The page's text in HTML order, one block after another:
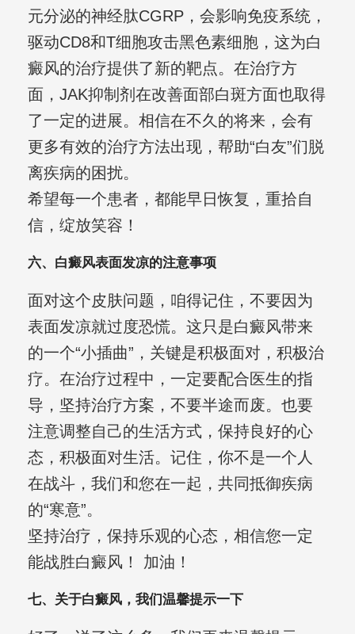
元分泌的神经肽CGRP，会影响免疫系统，
驱动CD8和T细胞攻击黑色素细胞，这为白
癜风的治疗提供了新的靶点。在治疗方
面，JAK抑制剂在改善面部白斑方面也取得
了一定的进展。相信在不久的将来，会有
更多有效的治疗方法出现，帮助“白友”们脱
离疾病的困扰。
希望每一个患者，都能早日恢复，重拾自
信，绽放笑容！
六、白癜风表面发凉的注意事项
面对这个皮肤问题，咱得记住，不要因为
表面发凉就过度恐慌。这只是白癜风带来
的一个“小插曲”，关键是积极面对，积极治
疗。在治疗过程中，一定要配合医生的指
导，坚持治疗方案，不要半途而废。也要
注意调整自己的生活方式，保持良好的心
态，积极面对生活。记住，你不是一个人
在战斗，我们和您在一起，共同抵御疾病
的“寒意”。
坚持治疗，保持乐观的心态，相信您一定
能战胜白癜风！ 加油！
七、关于白癜风，我们温馨提示一下